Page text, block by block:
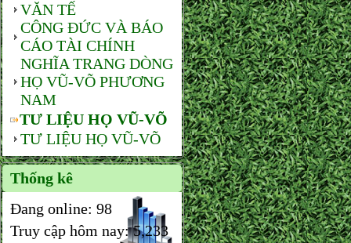
VĂN TẾ
CÔNG ĐỨC VÀ BÁO
CÁO TÀI CHÍNH
NGHĨA TRANG DÒNG
HỌ VŨ-VÕ PHƯƠNG
NAM
TƯ LIỆU HỌ VŨ-VÕ
TƯ LIỆU HỌ VŨ-VÕ
Thống kê
Đang online: 98
Truy cập hôm nay:5,233